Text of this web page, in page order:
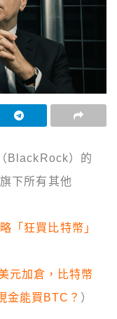
BlackRock） 的
下所有其他
「狂買比特幣」
元加倉，比特幣
金能買BTC？ ）